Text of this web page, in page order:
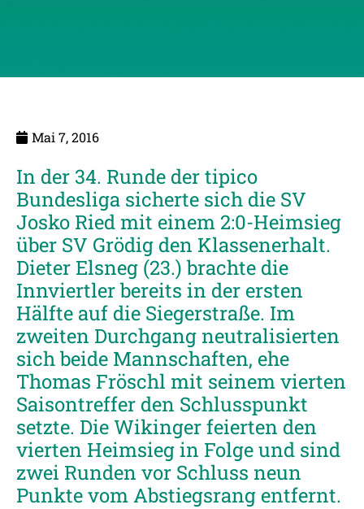
Mai 7, 2016
In der 34. Runde der tipico
Bundesliga sicherte sich die SV
Josko Ried mit einem 2:0-Heimsieg
über SV Grödig den Klassenerhalt.
Dieter Elsneg (23.) brachte die
Innviertler bereits in der ersten
Hälfte auf die Siegerstraße. Im
zweiten Durchgang neutralisierten
sich beide Mannschaften, ehe
Thomas Fröschl mit seinem vierten
Saisontreffer den Schlusspunkt
setzte. Die Wikinger feierten den
vierten Heimsieg in Folge und sind
zwei Runden vor Schluss neun
Punkte vom Abstiegsrang entfernt.